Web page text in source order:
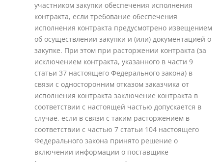
участником закупки обеспечения исполнения
контракта, если требование обеспечения
исполнения контракта предусмотрено извещением
об осуществлении закупки и (или) документацией о
закупке. При этом при расторжении контракта (за
исключением контракта, указанного в части 9
статьи 37 настоящего Федерального закона) в
связи с односторонним отказом заказчика от
исполнения контракта заключение контракта в
соответствии с настоящей частью допускается в
случае, если в связи с таким расторжением в
соответствии с частью 7 статьи 104 настоящего
Федерального закона принято решение о
включении информации о поставщике